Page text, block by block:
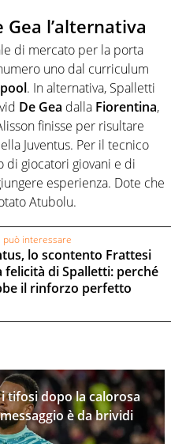
Gea l’alternativa
di mercato per la porta
uno dal curriculum
. In alternativa, Spalletti
De Gea dalla Fiorentina,
finisse per risultare
Juventus. Per il tecnico
di giocatori giovani e di
esperienza. Dote che
Atubolu.
può interessare
lo scontento Frattesi
felicità di Spalletti: perché
il rinforzo perfetto
tifosi dopo la calorosa
è da brividi